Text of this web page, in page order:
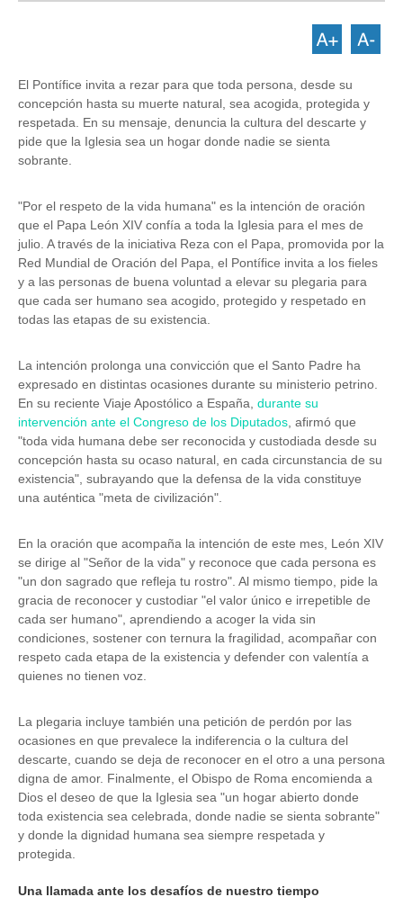
El Pontífice invita a rezar para que toda persona, desde su
concepción hasta su muerte natural, sea acogida, protegida y
respetada. En su mensaje, denuncia la cultura del descarte y
pide que la Iglesia sea un hogar donde nadie se sienta
sobrante.
"Por el respeto de la vida humana" es la intención de oración
que el Papa León XIV confía a toda la Iglesia para el mes de
julio. A través de la iniciativa Reza con el Papa, promovida por la
Red Mundial de Oración del Papa, el Pontífice invita a los fieles
y a las personas de buena voluntad a elevar su plegaria para
que cada ser humano sea acogido, protegido y respetado en
todas las etapas de su existencia.
La intención prolonga una convicción que el Santo Padre ha
expresado en distintas ocasiones durante su ministerio petrino.
En su reciente Viaje Apostólico a España, durante su
intervención ante el Congreso de los Diputados, afirmó que
"toda vida humana debe ser reconocida y custodiada desde su
concepción hasta su ocaso natural, en cada circunstancia de su
existencia", subrayando que la defensa de la vida constituye
una auténtica "meta de civilización".
En la oración que acompaña la intención de este mes, León XIV
se dirige al "Señor de la vida" y reconoce que cada persona es
"un don sagrado que refleja tu rostro". Al mismo tiempo, pide la
gracia de reconocer y custodiar "el valor único e irrepetible de
cada ser humano", aprendiendo a acoger la vida sin
condiciones, sostener con ternura la fragilidad, acompañar con
respeto cada etapa de la existencia y defender con valentía a
quienes no tienen voz.
La plegaria incluye también una petición de perdón por las
ocasiones en que prevalece la indiferencia o la cultura del
descarte, cuando se deja de reconocer en el otro a una persona
digna de amor. Finalmente, el Obispo de Roma encomienda a
Dios el deseo de que la Iglesia sea "un hogar abierto donde
toda existencia sea celebrada, donde nadie se sienta sobrante"
y donde la dignidad humana sea siempre respetada y
protegida.
Una llamada ante los desafíos de nuestro tiempo